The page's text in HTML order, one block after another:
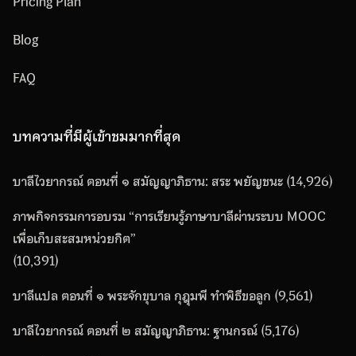
Blog
FAQ
บทความที่มีผู้เข้าชมมากที่สุด
บาลีไวยากรณ์ ตอนที่ ๑ สมัญญาภิธาน: สระ พยัญชนะ(14,926)
ภาพกิจกรรมการอบรม “การเรียนรู้ภาษาบาลีผ่านระบบ MOOC
เพื่อเก็บสะสมหน่วยกิต”
(10,391)
บาลีแปล ตอนที่ ๑ พระจักขุบาล กุฎุมพี ทำพิธีขอลูก (9,561)
บาลีไวยากรณ์ ตอนที่ ๒ สมัญญาภิธาน: ฐานกรณ์(5,176)